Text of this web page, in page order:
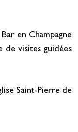
en Champagne
de visites guidées
Saint-Pierre de